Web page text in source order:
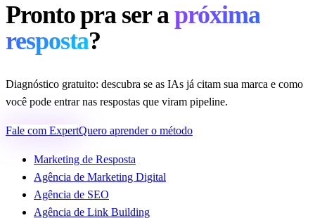
Pronto pra ser a próxima
resposta?
Diagnóstico gratuito: descubra se as IAs já citam sua marca e como
você pode entrar nas respostas que viram pipeline.
Fale com ExpertQuero aprender o método
Marketing de Resposta
Agência de Marketing Digital
Agência de SEO
Agência de Link Building